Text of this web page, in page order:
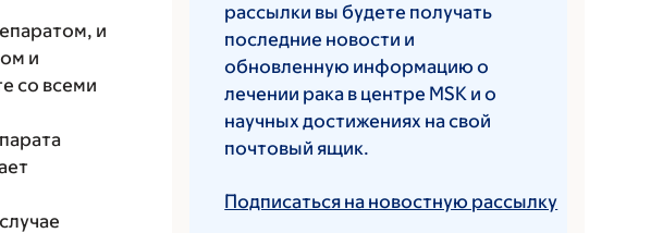
и
и
со всеми
рассылки вы будете получать
последние новости и
обновленную информацию о
лечении рака в центре MSK и о
научных достижениях на свой
почтовый ящик.
Подписаться на новостную рассылку